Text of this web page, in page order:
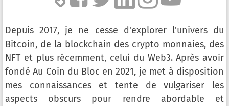
Depuis 2017, je ne cesse d'explorer l'univers du
Bitcoin, de la blockchain des crypto monnaies, des
NFT et plus récemment, celui du Web3. Après avoir
fondé Au Coin du Bloc en 2021, je met à disposition
mes connaissances et tente de vulgariser les
aspects obscurs pour rendre abordable et